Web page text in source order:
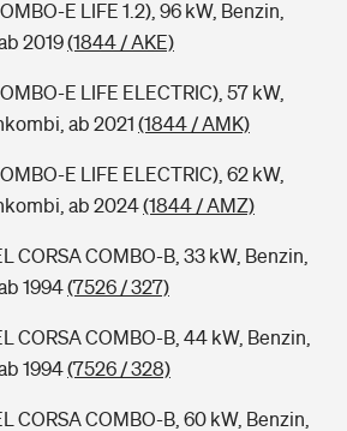
E LIFE 1.2), 96 kW, Benzin,
2019(1844 / AKE)
E LIFE ELECTRIC), 57 kW,
ab 2021 (1844 / AMK)
E LIFE ELECTRIC), 62 kW,
ab 2024(1844 / AMZ)
CORSA COMBO-B, 33 kW, Benzin,
1994(7526 / 327)
CORSA COMBO-B, 44 kW, Benzin,
1994(7526 / 328)
CORSA COMBO-B, 60 kW, Benzin,